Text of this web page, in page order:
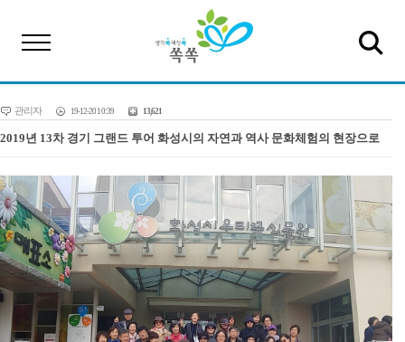
관리자 19-12-20 10:39 13,621
2019년 13차 경기 그랜드 투어 화성시의 자연과 역사 문화체험의 현장으로